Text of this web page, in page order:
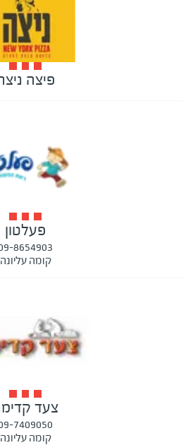
פיצה
פעלטון
8654903
קומה עליונה
צעד
7409050
קומה עליונה